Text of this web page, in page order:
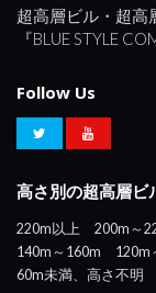
超高層ビル・超高
『BLUE STYLE
Follow Us
高さ別の超高層ビ
220m以上 200m～
140m～160m
120m
60m未満、高さ不明